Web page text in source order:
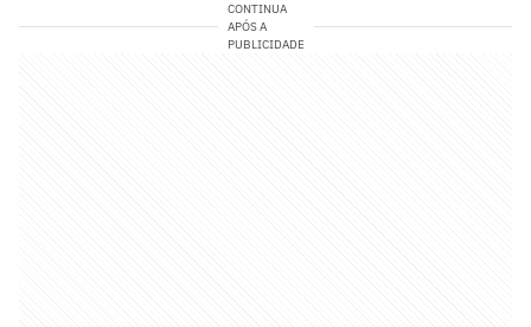
CONTINUA
APÓS A
PUBLICIDADE